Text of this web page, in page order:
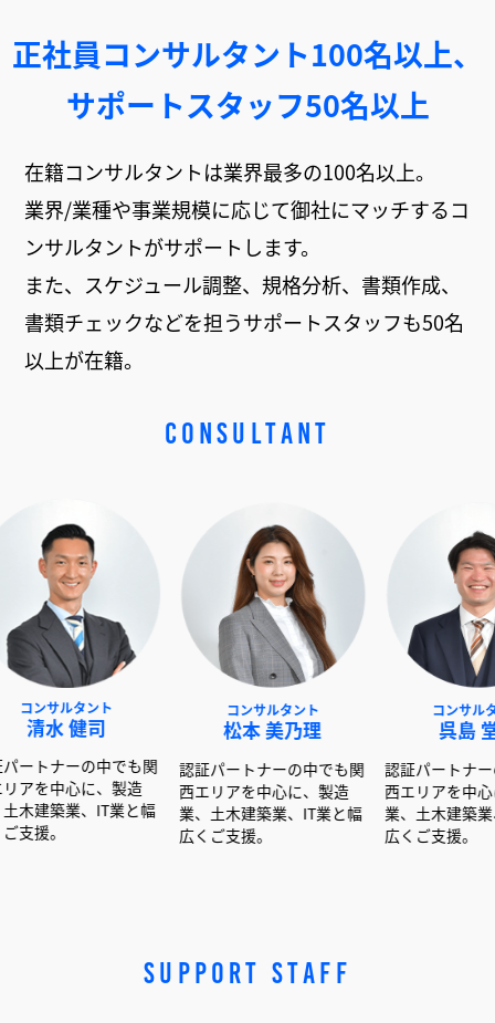
正社員コンサルタント100名以上、
サポートスタッフ50名以上
在籍コンサルタントは業界最多の100名以上。
業界/業種や事業規模に応じて御社にマッチするコ
ンサルタントがサポートします。
また、スケジュール調整、規格分析、書類作成、
書類チェックなどを担うサポートスタッフも50名
以上が在籍。
CONSULTANT
ント
中でも関
、製造
IT業と幅
コンサルタント
松本 美乃理
認証パートナーの中でも関
西エリアを中心に、製造
業、土木建築業、IT業と幅
広くご支援。
コンサルタント
認証パートナーの中でも関
西エリアを中心に、製造
業、土木建築業、IT業と幅
広くご支援。
SUPPORT STAFF